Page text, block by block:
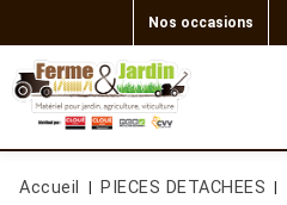
Nos occasions
Accueil PIECES DETACHEES